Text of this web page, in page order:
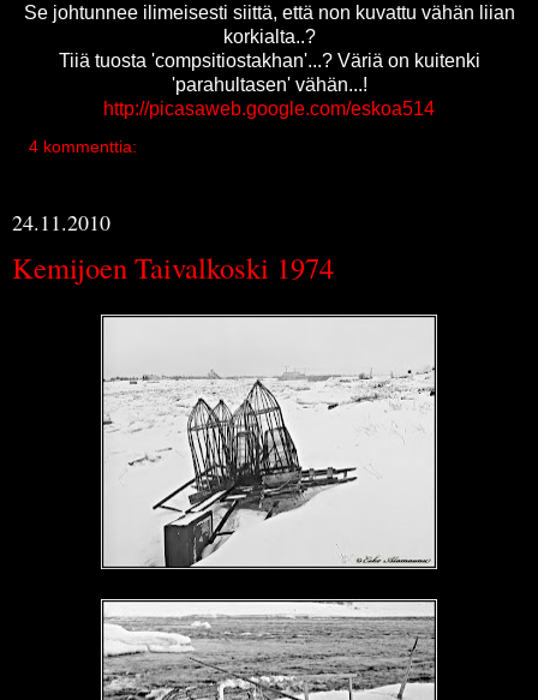
Se johtunnee ilimeisesti siittä, että non kuvattu vähän liian
korkialta..?
Tiiä tuosta 'compsitiostakhan'...? Väriä on kuitenki
'parahultasen' vähän...!
http://picasaweb.google.com/eskoa514
4 kommenttia:
24.11.2010
Kemijoen Taivalkoski 1974